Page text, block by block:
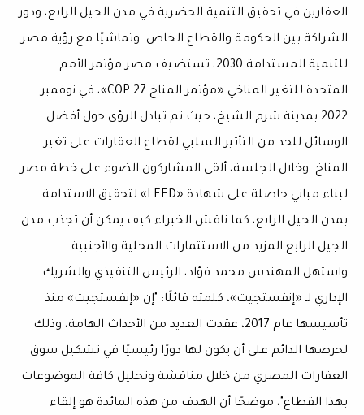
العقارين في تحقيق التنمية الحضرية في مدن الجيل الرابع، ودور
الشراكة بين الحكومة والقطاع الخاص. وتماشيًا مع رؤية مصر
للتنمية المستدامة 2030، تستضيف مصر مؤتمر الأمم
المتحدة للتغير المناخي «مؤتمر المناخ COP 27»، في نوفمبر
2022 بمدينة شرم الشيخ، حيث تم تبادل الرؤى حول أفضل
الوسائل للحد من التأثير السلبي لقطاع العقارات على تغير
المناخ. وخلال الجلسة، ألقى المشاركون الضوء على خطة مصر
لبناء مباني حاصلة على شهادة «LEED» لتحقيق الاستدامة
بمدن الجيل الرابع، كما ناقش الخبراء كيف يمكن أن تجذب مدن
الجيل الرابع المزيد من الاستثمارات المحلية والأجنبية.
واستهل المهندس محمد فؤاد، الرئيس التنفيذي والشريك
الإداري لـ «إنفستجيت»، كلمته قائلًا: "إن «إنفستجيت» منذ
تأسيسها عام 2017، عقدت العديد من الأحداث الهامة، وذلك
لحرصها الدائم على أن يكون لها دورًا رئيسيًا في تشكيل سوق
العقارات المصري من خلال مناقشة وتحليل كافة الموضوعات
بهذا القطاع"، موضحًا أن الهدف من هذه المائدة هو إلقاء